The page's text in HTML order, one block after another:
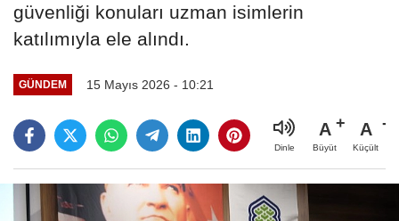
güvenliği konuları uzman isimlerin
katılımıyla ele alındı.
GÜNDEM 15 Mayıs 2026 - 10:21
Dinle
A
Büyüt
A
Küçült